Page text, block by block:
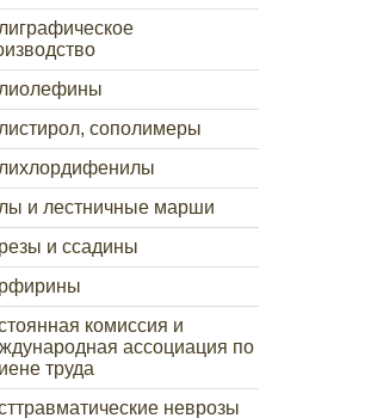
сополимеры
и лестничные марши
и ссадины
комиссия и
ассоциация по
труда
неврозы